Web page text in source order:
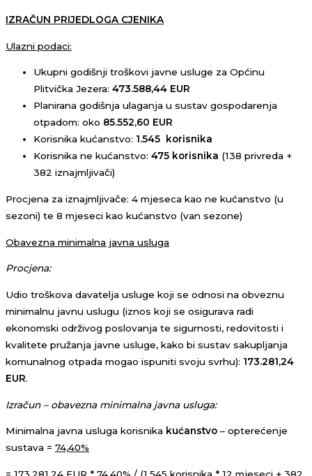
IZRAČUN PRIJEDLOGA CJENIKA
Ulazni podaci:
Ukupni godišnji troškovi javne usluge za Općinu
Plitvička Jezera: 473.588,44 EUR
Planirana godišnja ulaganja u sustav gospodarenja
otpadom: oko 85.552,60 EUR
Korisnika kućanstvo: 1.545
korisnika
Korisnika ne kućanstvo: 475 korisnika (138 privreda +
382 iznajmljivači)
Procjena za iznajmljivače: 4 mjeseca kao ne kućanstvo (u
sezoni) te 8 mjeseci kao kućanstvo (van sezone)
Obavezna minimalna javna usluga
Procjena:
Udio troškova davatelja usluge koji se odnosi na obveznu
minimalnu javnu uslugu (iznos koji se osigurava radi
ekonomski održivog poslovanja te sigurnosti, redovitosti i
kvalitete pružanja javne usluge, kako bi sustav sakupljanja
komunalnog otpada mogao ispuniti svoju svrhu): 173.281,24
EUR.
Izračun – obavezna minimalna javna usluga:
Minimalna javna usluga korisnika kućanstvo – opterećenje
sustava = 74,40%